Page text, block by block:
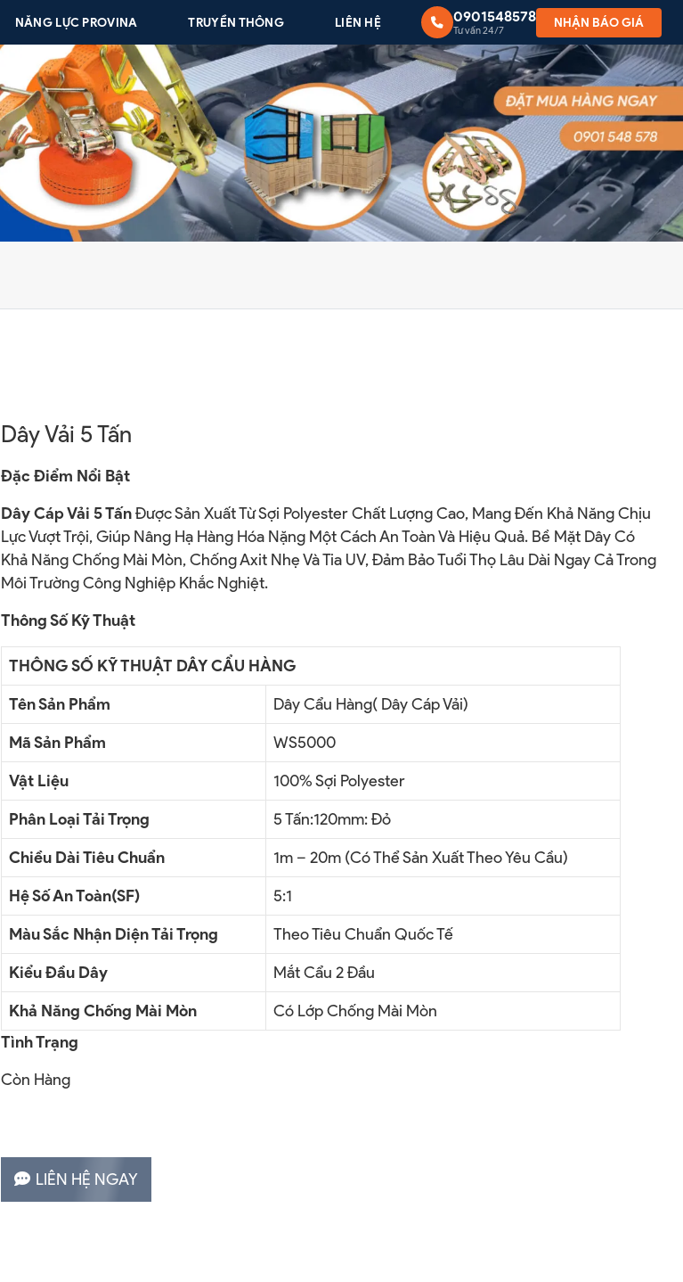
NĂNG LỰC PROVINA TRUYỀN THÔNG LIÊN HỆ 0901548578
Tư vấn 24/7
NHẬN BÁO GIÁ
Dây Vải 5 Tấn
Đặc Điểm Nổi Bật
Dây Cáp Vải 5 TấnĐược Sản Xuất Từ Sợi Polyester Chất Lượng Cao, Mang Đến Khả Năng Chịu
Lực Vượt Trội, Giúp Nâng Hạ Hàng Hóa Nặng Một Cách An Toàn Và Hiệu Quả. Bề Mặt Dây Có
Khả Năng Chống Mài Mòn, Chống Axit Nhẹ Và Tia UV, Đảm Bảo Tuổi Thọ Lâu Dài Ngay Cả Trong
Môi Trường Công Nghiệp Khắc Nghiệt.
Thông Số Kỹ Thuật
THÔNG SỐ KỸ THUẬT DÂY CẨU HÀNG
Tên Sản Phẩm
Dây Cẩu Hàng( Dây Cáp Vải)
Mã Sản Phẩm
WS5000
Vật Liệu
100% Sợi Polyester
Phân Loại Tải Trọng
5 Tấn:120mm: Đỏ
Chiều Dài Tiêu Chuẩn
1m – 20m (có Thể Sản Xuất Theo Yêu Cầu)
Hệ Số An Toàn(SF)
5:1
Màu Sắc Nhận Diện Tải Trọng
Theo Tiêu Chuẩn Quốc Tế
Kiểu Đầu Dây
Mắt Cẩu 2 Đầu
Khả Năng Chống Mài Mòn
Có Lớp Chống Mài Mòn
Tình Trạng
Còn Hàng
LIÊN HỆ NGAY